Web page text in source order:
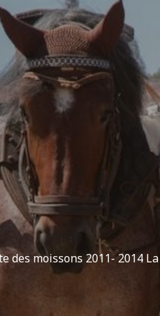
des moissons 2011- 2014